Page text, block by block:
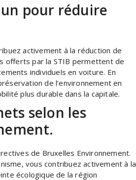
pour réduire
activement à la réduction de
offerts par la STIB permettent de
individuels en voiture. En
de l’environnement en
plus durable dans la capitale.
selon les
de Bruxelles Environnement.
vous contribuez activement à la
écologique de la région